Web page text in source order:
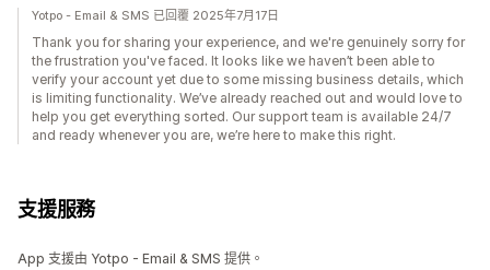
Yotpo - Email & SMS 已回覆 2025年7月17日
Thank you for sharing your experience, and we're genuinely sorry for
the frustration you've faced. It looks like we haven’t been able to
verify your account yet due to some missing business details, which
is limiting functionality. We’ve already reached out and would love to
help you get everything sorted. Our support team is available 24/7
and ready whenever you are, we’re here to make this right.
支援服務
App 支援由 Yotpo - Email & SMS 提供。